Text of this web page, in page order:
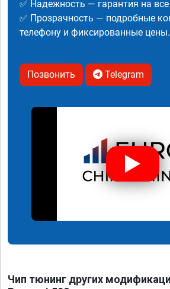
✅ Надежность — гарантия на
✅ Прозрачность — подробные
телефону и фиксированные цены.
Позвонить Telegram
Чип тюнинг других